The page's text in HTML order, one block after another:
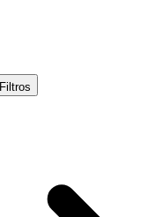
Filtros